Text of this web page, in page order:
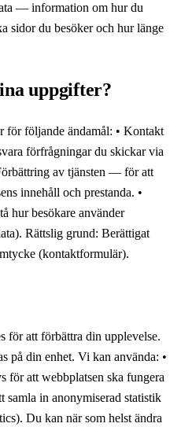
— information om hur du
sidor du besöker och hur länge
uppgifter?
för följande ändamål: • Kontakt
förfrågningar du skickar via
av tjänsten — för att
innehåll och prestanda. •
hur besökare använder
Rättslig grund: Berättigat
(kontaktformulär).
för att förbättra din upplevelse.
på din enhet. Vi kan använda: •
att webbplatsen ska fungera
in anonymiserad statistik
Du kan när som helst ändra